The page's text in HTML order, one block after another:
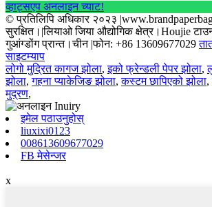
व्हाट्सएप अनलाइन च्याट!
© प्रतिलिपि अधिकार २०२३
सुरक्षित।|लियाओ जिया औद्योगिक क्षेत्र।Houjie
गुआंग्डोंग प्रान्त।चीन |फोन: +86 13609677029
साइटम्याप
लोगो मुद्रित कागज झोला,इको फ्रेन्डली पेपर झोला,
झोला,गहना प्याकेजिङ झोला,कस्टम छापिएको झोला,
मुद्रण,
इमेल पठाउनुहोस्
liuxixi0123
008613609677029
FB मेसेन्जर
x